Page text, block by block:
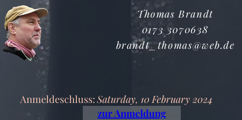
Thomas Brandt
0173 3070638
brandt_thomas@web.de
Anmeldeschluss:Saturday, 10 February 2024
zur Anmeldung